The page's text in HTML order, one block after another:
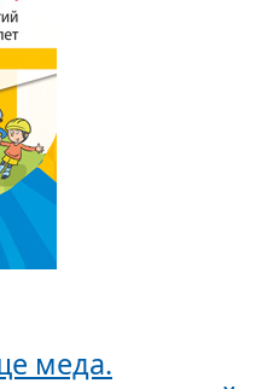
меда.